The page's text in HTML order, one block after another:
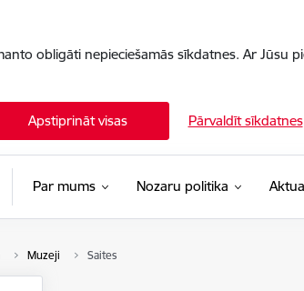
obligāti nepieciešamās sīkdatnes. Ar
Apstiprināt visas Pārvaldīt sīkdatnes
Par mums Nozaru politika
Muzeji Saites